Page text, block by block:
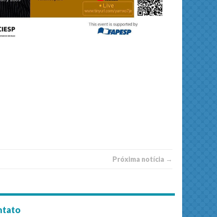
Próxima notí­­cia →